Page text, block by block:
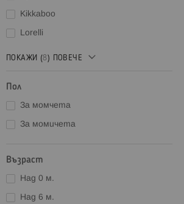
Kikkaboo
Lorelli
ПОКАЖИ (8) ПОВЕЧЕ
Пол
За момчета
За момичета
Възраст
Над 0 м.
Над 6 м.